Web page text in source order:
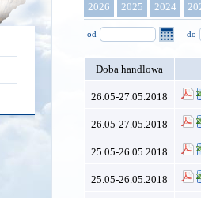
2026 2025 2024
od do
Doba handlowa
26.05-27.05.2018
26.05-27.05.2018
25.05-26.05.2018
25.05-26.05.2018